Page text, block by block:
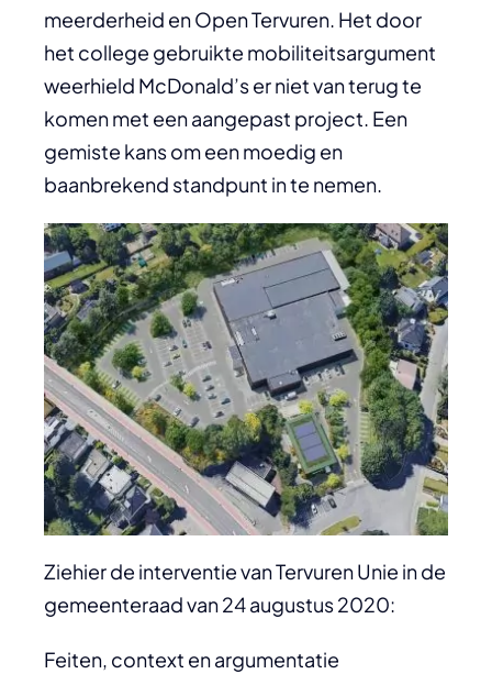
meerderheid en Open Tervuren. Het door
het college gebruikte mobiliteitsargument
weerhield McDonald’s er niet van terug te
komen met een aangepast project. Een
gemiste kans om een moedig en
baanbrekend standpunt in te nemen.
Ziehier de interventie van Tervuren Unie in de
gemeenteraad van 24 augustus 2020:
Feiten, context en argumentatie